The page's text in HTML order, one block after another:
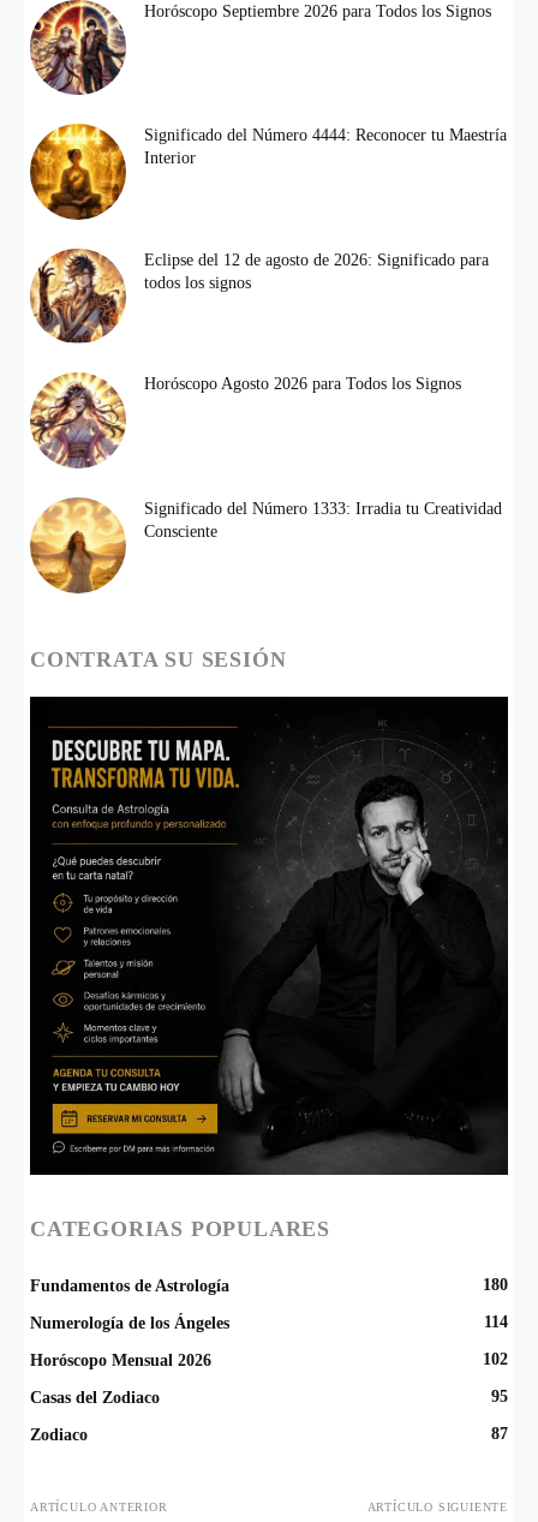
Horóscopo Septiembre 2026 para Todos los Signos
Significado del Número 4444: Reconocer tu Maestría
Interior
Eclipse del 12 de agosto de 2026: Significado para
todos los signos
Horóscopo Agosto 2026 para Todos los Signos
Significado del Número 1333: Irradia tu Creatividad
Consciente
CONTRATA SU SESIÓN
CATEGORIAS POPULARES
Fundamentos de Astrología 180
Numerología de los Ángeles 114
Horóscopo Mensual 2026 102
Casas del Zodiaco 95
Zodiaco 87
ARTÍCULO ANTERIOR ARTÍCULO SIGUIENTE